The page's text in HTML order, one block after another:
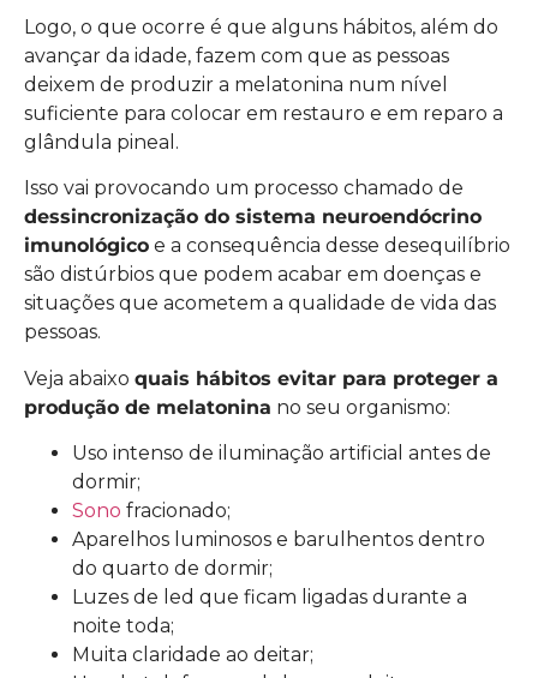
Logo, o que ocorre é que alguns hábitos, além do
avançar da idade, fazem com que as pessoas
deixem de produzir a melatonina num nível
suficiente para colocar em restauro e em reparo a
glândula pineal.
Isso vai provocando um processo chamado de
dessincronização do sistema neuroendócrino
imunológico e a consequência desse desequilíbrio
são distúrbios que podem acabar em doenças e
situações que acometem a qualidade de vida das
pessoas.
Veja abaixo quais hábitos evitar para proteger a
produção de melatonina no seu organismo:
Uso intenso de iluminação artificial antes de
dormir;
Sono fracionado;
Aparelhos luminosos e barulhentos dentro
do quarto de dormir;
Luzes de led que ficam ligadas durante a
noite toda;
Muita claridade ao deitar;